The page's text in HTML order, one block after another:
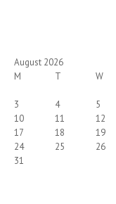
August 2026
M
T W
3
4 5
10
11 12
17
18 19
24
25 26
31